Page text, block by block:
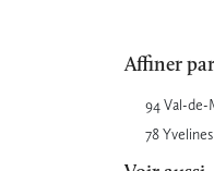
Affiner
94 Val-de-
78 Yvelines